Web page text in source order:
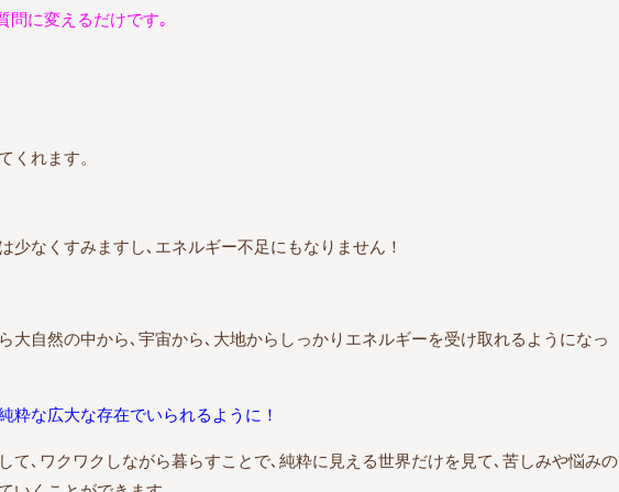
問に変えるだけです｡
くれます。
少なくすみますし､エネルギー不足にもなりません！
大自然の中から､宇宙から､大地からしっかりエネルギーを受け取れるようになっ
粋な広大な存在でいられるように！
て､ワクワクしながら暮らすことで､純粋に見える世界だけを見て､苦しみや悩みの